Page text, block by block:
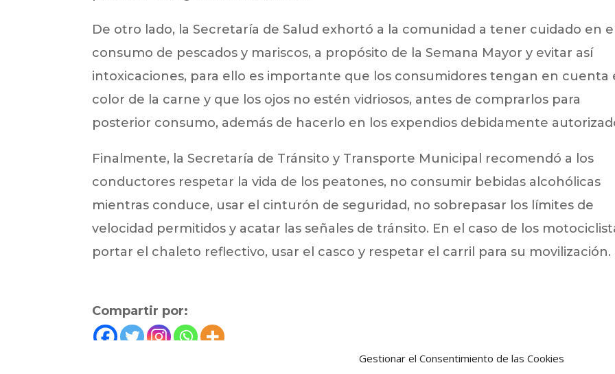
Gestionar el Consentimiento de las Cookies
De otro lado, la Secretaría de Salud exhortó a la comunidad a tener cuidado en
consumo de pescados y mariscos, a propósito de la Semana Mayor y evitar así
intoxicaciones, para ello es importante que los consumidores tengan en cuenta
color de la carne y que los ojos no estén vidriosos, antes de comprarlos para
posterior consumo, además de hacerlo en los expendios debidamente
Finalmente, la Secretaría de Tránsito y Transporte Municipal recomendó a los
conductores respetar la vida de los peatones, no consumir bebidas alcohólicas
mientras conduce, usar el cinturón de seguridad, no sobrepasar los límites de
velocidad permitidos y acatar las señales de tránsito. En el caso de los
portar el chaleto reflectivo, usar el casco y respetar el carril para su movilización.
Compartir por: